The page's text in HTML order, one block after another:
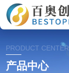
PRODUCT CENTER
产品中心